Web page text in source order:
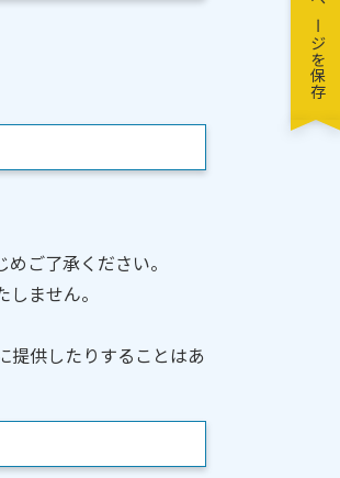
ご了承ください。
ません。
提供したりすることはあ
ページを保存